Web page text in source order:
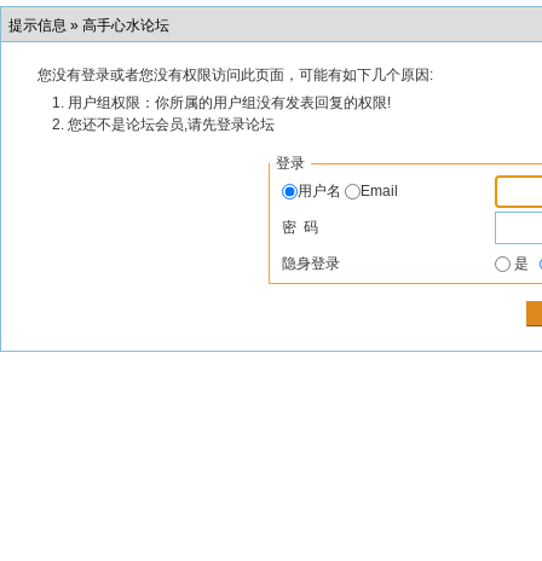
提示信息 » 高手心水论坛
您没有登录或者您没有权限访问此页面，可能有如下几个原因:
用户组权限：你所属的用户组没有发表回复的权限!
您还不是论坛会员,请先登录论坛
登录
用户名
Email
密 码
隐身登录 是